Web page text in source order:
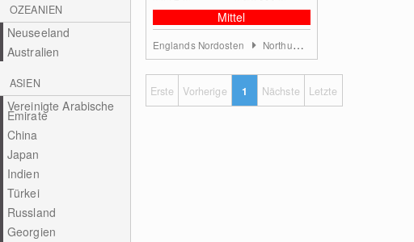
OZEANIEN
Neuseeland
Australien
ASIEN
Vereinigte Arabische
Emirate
China
Japan
Indien
Türkei
Russland
Georgien
Mittel
Englands Nordosten Northumberland und Tyne and Wear
Erste Vorherige 1 Nächste Letzte